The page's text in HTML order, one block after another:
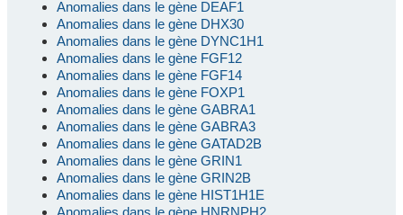
Anomalies dans le gène DEAF1
Anomalies dans le gène DHX30
Anomalies dans le gène DYNC1H1
Anomalies dans le gène FGF12
Anomalies dans le gène FGF14
Anomalies dans le gène FOXP1
Anomalies dans le gène GABRA1
Anomalies dans le gène GABRA3
Anomalies dans le gène GATAD2B
Anomalies dans le gène GRIN1
Anomalies dans le gène GRIN2B
Anomalies dans le gène HIST1H1E
Anomalies dans le gène HNRNPH2